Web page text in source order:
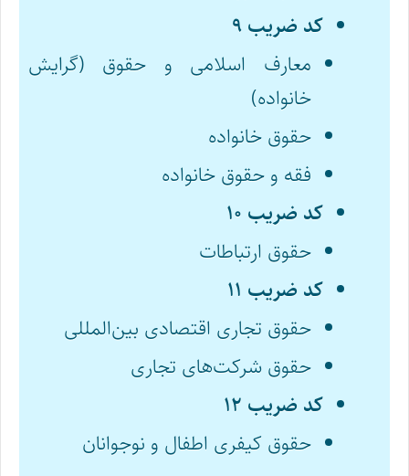
کد ضریب ۹
معارف اسلامی و حقوق (گرایش
خانواده)
حقوق خانواده
فقه و حقوق خانواده
کد ضریب ۱۰
حقوق ارتباطات
کد ضریب ۱۱
حقوق تجاری اقتصادی بین‌المللی
حقوق شرکت‌های تجاری
کد ضریب ۱۲
حقوق کیفری اطفال و نوجوانان